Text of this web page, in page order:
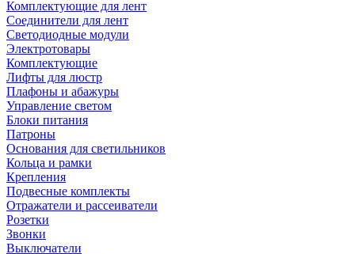
Комплектующие для лент
Соединители для лент
Светодиодные модули
Электротовары
Комплектующие
Лифты для люстр
Плафоны и абажуры
Управление светом
Блоки питания
Патроны
Основания для светильников
Кольца и рамки
Крепления
Подвесные комплекты
Отражатели и рассеиватели
Розетки
Звонки
Выключатели